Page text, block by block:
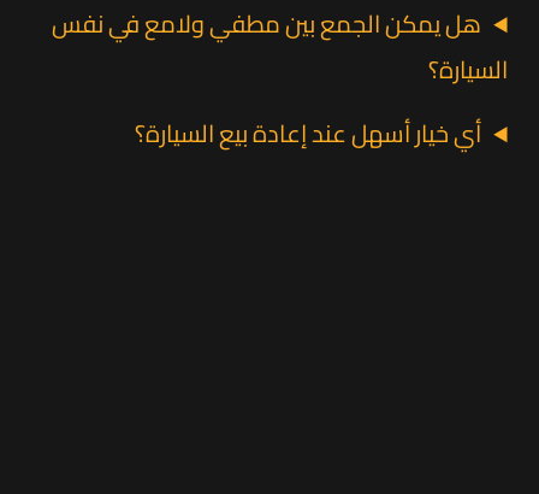
هل يمكن الجمع بين مطفي ولامع في نفس
السيارة؟
أي خيار أسهل عند إعادة بيع السيارة؟